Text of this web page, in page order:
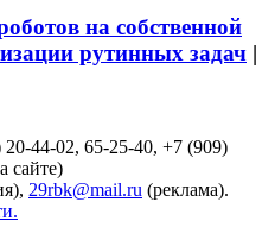
на собственной
рутинных задач |
44-02, 65-25-40, +7 (909)
сайте)
29rbk@mail.ru (реклама).